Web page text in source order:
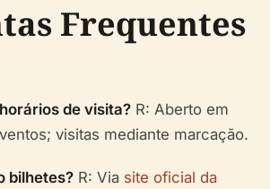
Frequentes
de visita? R: Aberto em
visitas mediante marcação.
bilhetes? R: Via site oficial da